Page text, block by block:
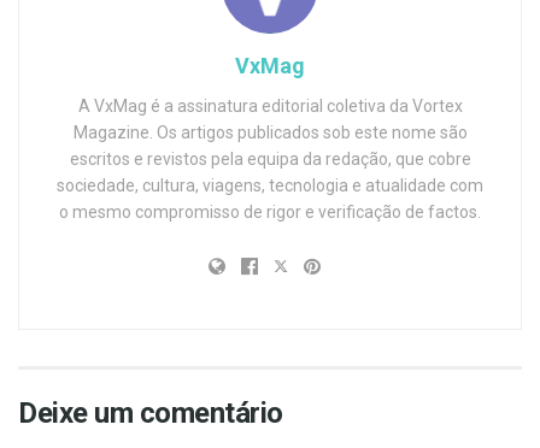
VxMag
A VxMag é a assinatura editorial coletiva da Vortex
Magazine. Os artigos publicados sob este nome são
escritos e revistos pela equipa da redação, que cobre
sociedade, cultura, viagens, tecnologia e atualidade com
o mesmo compromisso de rigor e verificação de factos.
Deixe um comentário